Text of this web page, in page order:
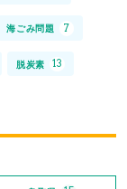
海ごみ問題 7
脱炭素 13